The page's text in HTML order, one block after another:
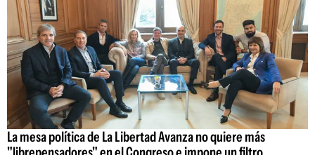
La mesa política de La Libertad Avanza no quiere más